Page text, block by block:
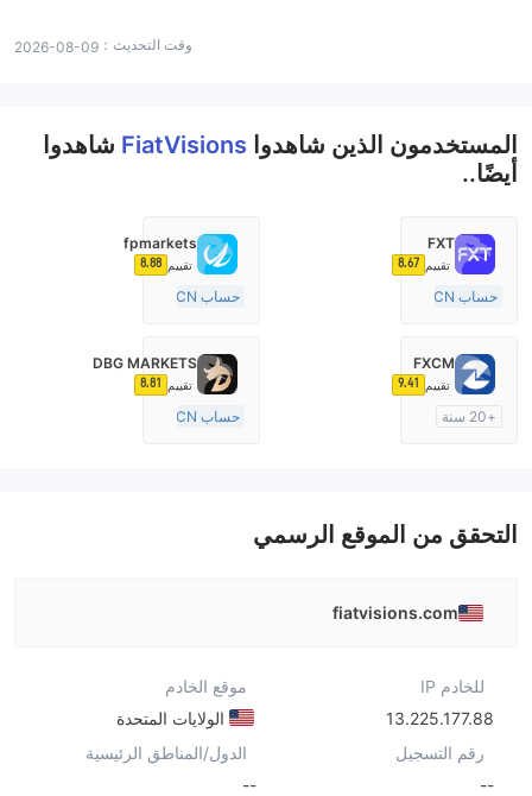
وقت التحديث： 2026-08-09
المستخدمون الذين شاهدوا FiatVisions شاهدوا
أيضًا..
FXT
تقييم 8.67
حساب ECN
صناعة السوق (MM)
fpmarkets
تقييم 8.88
حساب ECN
صناعة السوق (MM)
FXCM
تقييم 9.41
+20 سنة
DBG MARKETS
تقييم 8.81
حساب ECN
التحقق من الموقع الرسمي
fiatvisions.com
للخادم IP
13.225.177.88
موقع الخادم
الولايات المتحدة
رقم التسجيل
--
الدول/المناطق الرئيسية
--